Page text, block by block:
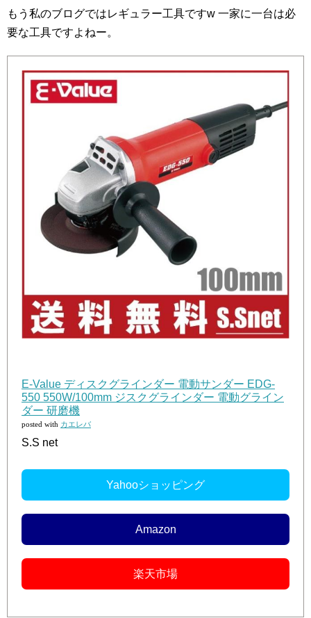
もう私のブログではレギュラー工具ですw 一家に一台は必
要な工具ですよねー。
E-Value ディスクグラインダー 電動サンダー EDG-
550 550W/100mm ジスクグラインダー 電動グライン
ダー 研磨機
posted with カエレバ
S.S net
Yahooショッピング
Amazon
楽天市場